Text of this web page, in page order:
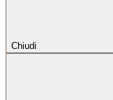
Chiudi